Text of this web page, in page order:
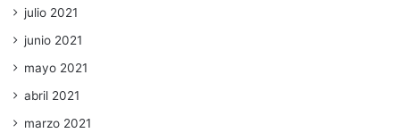
julio 2021
junio 2021
mayo 2021
abril 2021
marzo 2021